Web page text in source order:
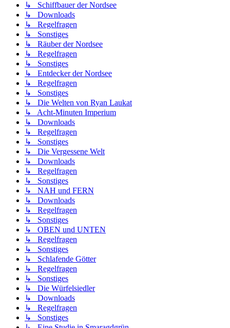
↳ Schiffbauer der Nordsee
↳ Downloads
↳ Regelfragen
↳ Sonstiges
↳ Räuber der Nordsee
↳ Regelfragen
↳ Sonstiges
↳ Entdecker der Nordsee
↳ Regelfragen
↳ Sonstiges
↳ Die Welten von Ryan Laukat
↳ Acht-Minuten Imperium
↳ Downloads
↳ Regelfragen
↳ Sonstiges
↳ Die Vergessene Welt
↳ Downloads
↳ Regelfragen
↳ Sonstiges
↳ NAH und FERN
↳ Downloads
↳ Regelfragen
↳ Sonstiges
↳ OBEN und UNTEN
↳ Regelfragen
↳ Sonstiges
↳ Schlafende Götter
↳ Regelfragen
↳ Sonstiges
↳ Die Würfelsiedler
↳ Downloads
↳ Regelfragen
↳ Sonstiges